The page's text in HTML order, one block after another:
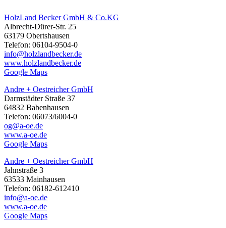
HolzLand Becker GmbH & Co.KG
Albrecht-Dürer-Str. 25
63179 Obertshausen
Telefon: 06104-9504-0
info@holzlandbecker.de
www.holzlandbecker.de
Google Maps
Andre + Oestreicher GmbH
Darmstädter Straße 37
64832 Babenhausen
Telefon: 06073/6004-0
og@a-oe.de
www.a-oe.de
Google Maps
Andre + Oestreicher GmbH
Jahnstraße 3
63533 Mainhausen
Telefon: 06182-612410
info@a-oe.de
www.a-oe.de
Google Maps